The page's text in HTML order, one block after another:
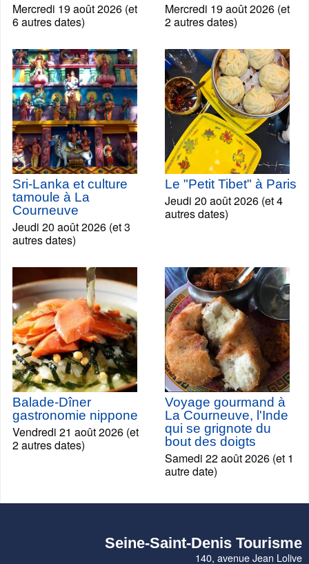
Mercredi 19 août 2026 (et
6 autres dates)
Mercredi 19 août 2026 (et
2 autres dates)
Sri-Lanka et culture
tamoule à La
Courneuve
Jeudi 20 août 2026 (et 3
autres dates)
Le "Petit Tibet" à Paris
Jeudi 20 août 2026 (et 4
autres dates)
Balade-Dîner
gastronomie nippone
Vendredi 21 août 2026 (et
2 autres dates)
Voyage gourmand à
La Courneuve, l'Inde
qui se grignote du
bout des doigts
Samedi 22 août 2026 (et 1
autre date)
Seine-Saint-Denis Tourisme
140, avenue Jean Lolive